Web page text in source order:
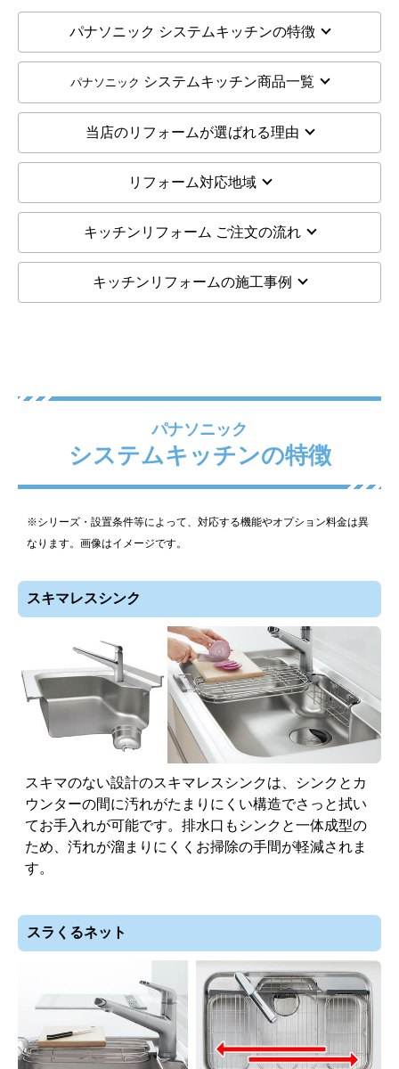
パナソニック システムキッチンの特徴
パナソニック システムキッチン商品一覧
当店のリフォームが選ばれる理由
リフォーム対応地域
キッチンリフォーム ご注文の流れ
キッチンリフォームの施工事例
パナソニック
システムキッチンの特徴
※シリーズ・設置条件等によって、対応する機能やオプション料金は異
なります。画像はイメージです。
スキマレスシンク
スキマのない設計のスキマレスシンクは、シンクとカ
ウンターの間に汚れがたまりにくい構造でさっと拭い
てお手入れが可能です。排水口もシンクと一体成型の
ため、汚れが溜まりにくくお掃除の手間が軽減されま
す。
スラくるネット